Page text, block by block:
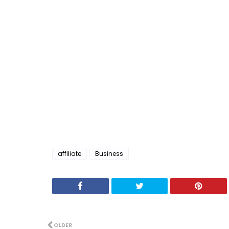
affiliate Business
OLDER